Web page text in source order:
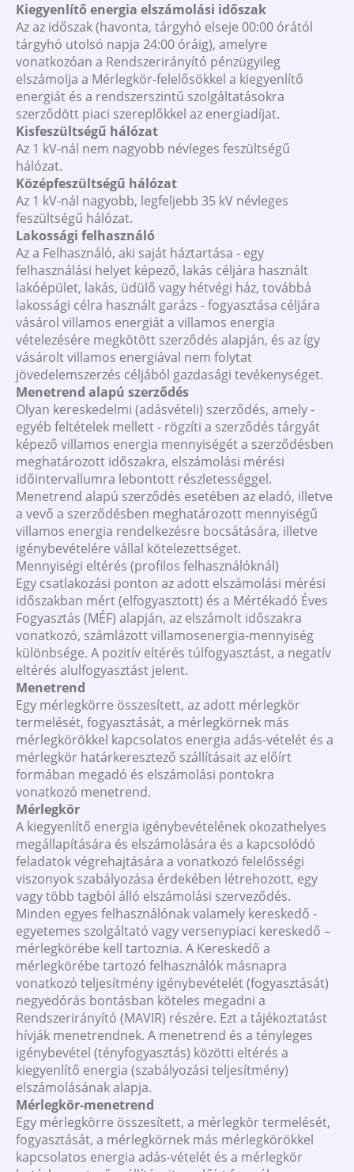
Kiegyenlítő energia elszámolási időszak
Az az időszak (havonta, tárgyhó elseje 00:00 órától
tárgyhó utolsó napja 24:00 óráig), amelyre
vonatkozóan a Rendszerirányító pénzügyileg
elszámolja a Mérlegkör-felelősökkel a kiegyenlítő
energiát és a rendszerszintű szolgáltatásokra
szerződött piaci szereplőkkel az energiadíjat.
Kisfeszültségű hálózat
Az 1 kV-nál nem nagyobb névleges feszültségű
hálózat.
Középfeszültségű hálózat
Az 1 kV-nál nagyobb, legfeljebb 35 kV névleges
feszültségű hálózat.
Lakossági felhasználó
Az a Felhasználó, aki saját háztartása - egy
felhasználási helyet képező, lakás céljára használt
lakóépület, lakás, üdülő vagy hétvégi ház, továbbá
lakossági célra használt garázs - fogyasztása céljára
vásárol villamos energiát a villamos energia
vételezésére megkötött szerződés alapján, és az így
vásárolt villamos energiával nem folytat
jövedelemszerzés céljából gazdasági tevékenységet.
Menetrend alapú szerződés
Olyan kereskedelmi (adásvételi) szerződés, amely -
egyéb feltételek mellett - rögzíti a szerződés tárgyát
képező villamos energia mennyiségét a szerződésben
meghatározott időszakra, elszámolási mérési
időintervallumra lebontott részletességgel.
Menetrend alapú szerződés esetében az eladó, illetve
a vevő a szerződésben meghatározott mennyiségű
villamos energia rendelkezésre bocsátására, illetve
igénybevételére vállal kötelezettséget.
Mennyiségi eltérés (profilos felhasználóknál)
Egy csatlakozási ponton az adott elszámolási mérési
időszakban mért (elfogyasztott) és a Mértékadó Éves
Fogyasztás (MÉF) alapján, az elszámolt időszakra
vonatkozó, számlázott villamosenergia-mennyiség
különbsége. A pozitív eltérés túlfogyasztást, a negatív
eltérés alulfogyasztást jelent.
Menetrend
Egy mérlegkörre összesített, az adott mérlegkör
termelését, fogyasztását, a mérlegkörnek más
mérlegkörökkel kapcsolatos energia adás-vételét és a
mérlegkör határkeresztező szállításait az előírt
formában megadó és elszámolási pontokra
vonatkozó menetrend.
Mérlegkör
A kiegyenlítő energia igénybevételének okozathelyes
megállapítására és elszámolására és a kapcsolódó
feladatok végrehajtására a vonatkozó felelősségi
viszonyok szabályozása érdekében létrehozott, egy
vagy több tagból álló elszámolási szerveződés.
Minden egyes felhasználónak valamely kereskedő -
egyetemes szolgáltató vagy versenypiaci kereskedő –
mérlegkörébe kell tartoznia. A Kereskedő a
mérlegkörébe tartozó felhasználók másnapra
vonatkozó teljesítmény igénybevételét (fogyasztását)
negyedórás bontásban köteles megadni a
Rendszerirányító (MAVIR) részére. Ezt a tájékoztatást
hívják menetrendnek. A menetrend és a tényleges
igénybevétel (tényfogyasztás) közötti eltérés a
kiegyenlítő energia (szabályozási teljesítmény)
elszámolásának alapja.
Mérlegkör-menetrend
Egy mérlegkörre összesített, a mérlegkör termelését,
fogyasztását, a mérlegkörnek más mérlegkörökkel
kapcsolatos energia adás-vételét és a mérlegkör